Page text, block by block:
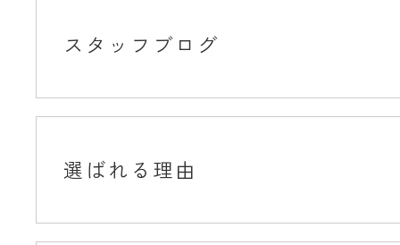
スタッフブログ
選ばれる理由